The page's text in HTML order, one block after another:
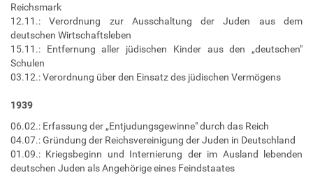
Reichsmark
12.11.: Verordnung zur Ausschaltung der Juden aus dem
deutschen Wirtschaftsleben
15.11.: Entfernung aller jüdischen Kinder aus den „deutschen"
Schulen
03.12.: Verordnung über den Einsatz des jüdischen Vermögens
1939
06.02.: Erfassung der „Entjudungsgewinne" durch das Reich
04.07.: Gründung der Reichsvereinigung der Juden in Deutschland
01.09.: Kriegsbeginn und Internierung der im Ausland lebenden
deutschen Juden als Angehörige eines Feindstaates